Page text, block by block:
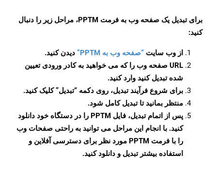
برای تبدیل یک صفحه وب به فرمت PPTM، مراحل زیر را دنبال
کنید:
از وب سایت “صفحه وب به PPTM”
دیدن کنید.
URL صفحه وب را که می خواهید به کادر ورودی تعیین
شده تبدیل کنید وارد کنید.
برای شروع فرآیند تبدیل، روی دکمه “تبدیل” کلیک کنید.
منتظر بمانید تا تبدیل کامل شود.
پس از اتمام تبدیل، فایل PPTM را در دستگاه خود دانلود
کنید. با انجام این مراحل می توانید به راحتی صفحات وب
را با فرمت PPTM مورد نظر برای دسترسی آفلاین و
استفاده بیشتر تبدیل و دانلود کنید.